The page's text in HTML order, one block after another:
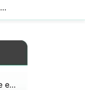
Kronisk apikal lungefibrose med multifokal atelektase - hva betyr dette funnet og bør det behandles?
Hvordan vil tannlegen behandle en tann med et lite hull foran?